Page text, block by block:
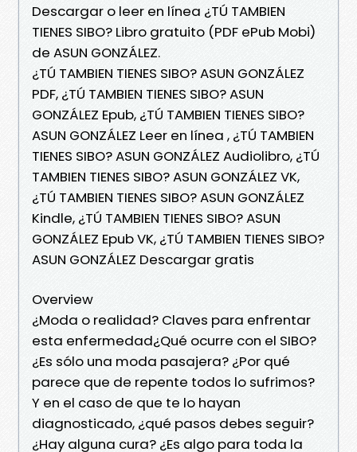
Descargar o leer en línea ¿TÚ TAMBIEN
TIENES SIBO? Libro gratuito (PDF ePub Mobi)
de ASUN GONZÁLEZ.
¿TÚ TAMBIEN TIENES SIBO? ASUN GONZÁLEZ
PDF, ¿TÚ TAMBIEN TIENES SIBO? ASUN
GONZÁLEZ Epub, ¿TÚ TAMBIEN TIENES SIBO?
ASUN GONZÁLEZ Leer en línea , ¿TÚ TAMBIEN
TIENES SIBO? ASUN GONZÁLEZ Audiolibro, ¿TÚ
TAMBIEN TIENES SIBO? ASUN GONZÁLEZ VK,
¿TÚ TAMBIEN TIENES SIBO? ASUN GONZÁLEZ
Kindle, ¿TÚ TAMBIEN TIENES SIBO? ASUN
GONZÁLEZ Epub VK, ¿TÚ TAMBIEN TIENES SIBO?
ASUN GONZÁLEZ Descargar gratis
Overview
¿Moda o realidad? Claves para enfrentar
esta enfermedad¿Qué ocurre con el SIBO?
¿Es sólo una moda pasajera? ¿Por qué
parece que de repente todos lo sufrimos?
Y en el caso de que te lo hayan
diagnosticado, ¿qué pasos debes seguir?
¿Hay alguna cura? ¿Es algo para toda la